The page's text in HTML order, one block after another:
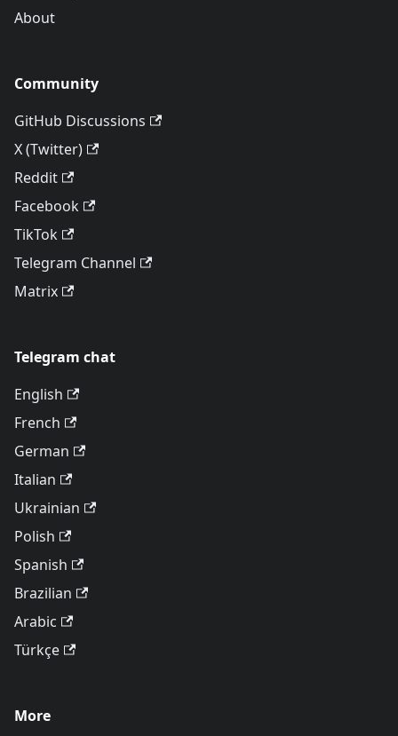
About
Community
GitHub Discussions
X (Twitter)
Reddit
Facebook
TikTok
Telegram Channel
Matrix
Telegram chat
English
French
German
Italian
Ukrainian
Polish
Spanish
Brazilian
Arabic
Türkçe
More